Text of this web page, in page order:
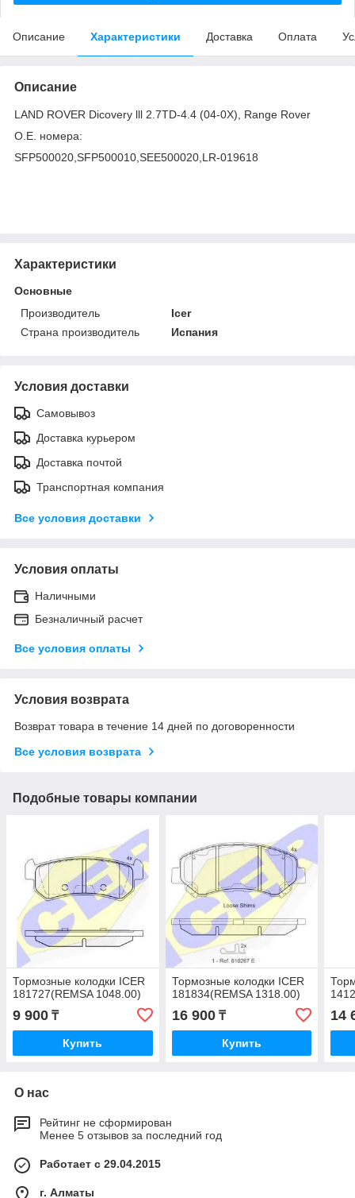
Описание Характеристики Доставка Оплата
Описание
LAND ROVER Dicovery lll 2.7TD-4.4 (04-0X), Range Rover
O.E. номера:
SFP500020,SFP500010,SEE500020,LR-019618
Характеристики
Основные
Производитель
Icer
Страна производитель
Испания
Условия доставки
Самовывоз
Доставка курьером
Доставка почтой
Транспортная компания
Все условия доставки
Условия оплаты
Наличными
Безналичный расчет
Все условия оплаты
Условия возврата
Возврат товара в течение 14 дней по договоренности
Все условия возврата
Подобные товары компании
Тормозные колодки ICER
181727(REMSA 1048.00)
9 900 ₸
Купить
Тормозные колодки ICER
181834(REMSA 1318.00)
16 900₸
Купить
14
О нас
Рейтинг не сформирован
Менее 5 отзывов за последний год
Работает с 29.04.2015
г. Алматы